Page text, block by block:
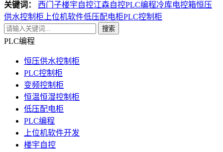
关键词： 西门子楼宇自控江森自控PLC编程冷库电控箱恒压
供水控制柜 上位机软件低压配电柜PLC控制柜
搜索
PLC编程
恒压供水控制柜
PLC控制柜
变频控制柜
恒温恒湿控制柜
低压配电柜
PLC编程
上位机软件开发
楼宇自控